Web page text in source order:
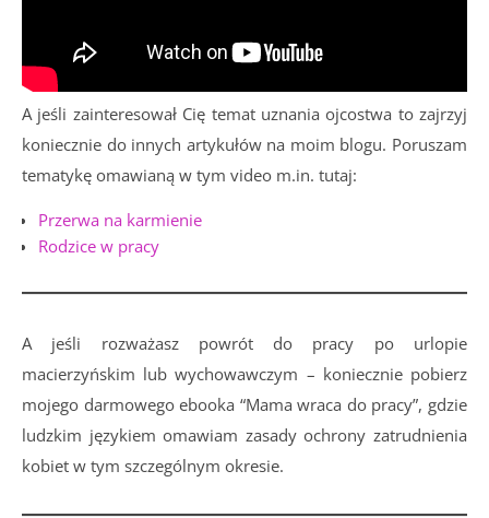
A jeśli zainteresował Cię temat uznania ojcostwa to zajrzyj
koniecznie do innych artykułów na moim blogu. Poruszam
tematykę omawianą w tym video m.in. tutaj:
Przerwa na karmienie
Rodzice w pracy
A jeśli rozważasz powrót do pracy po urlopie
macierzyńskim lub wychowawczym – koniecznie pobierz
mojego darmowego ebooka “Mama wraca do pracy”, gdzie
ludzkim językiem omawiam zasady ochrony zatrudnienia
kobiet w tym szczególnym okresie.